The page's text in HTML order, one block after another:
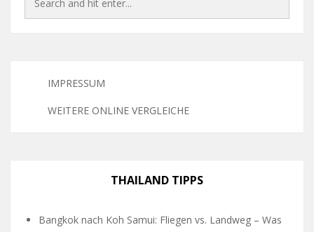
IMPRESSUM
WEITERE ONLINE VERGLEICHE
THAILAND TIPPS
Bangkok nach Koh Samui: Fliegen vs. Landweg – Was